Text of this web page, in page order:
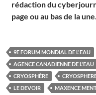
rédaction du
page ou au bas de la
9E FORUM MONDIAL DE L'EAU
AGENCE CANADIENNE DE L'EAU
CRYOSPHÈRE
LE DEVOIR
MAXENCE